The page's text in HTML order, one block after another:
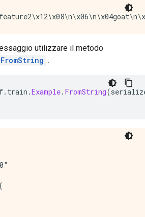
utilizzare il metodo
.
. train .Example. FromString(